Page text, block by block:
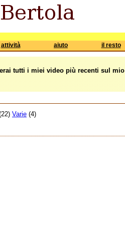
attività aiuto il resto
tutti i miei video più recenti sul mio
Varie (4)